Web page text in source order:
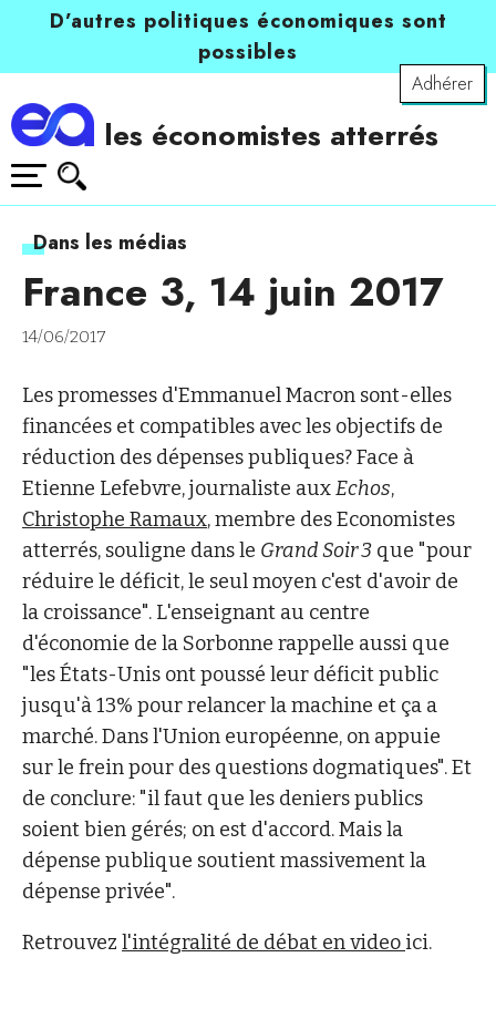
D’autres politiques économiques sont
possibles
Adhérer
les économistes atterrés
Dans les médias
France 3, 14 juin 2017
14/06/2017
Les promesses d'Emmanuel Macron sont-elles
financées et compatibles avec les objectifs de
réduction des dépenses publiques? Face à
Etienne Lefebvre, journaliste auxEchos,
Christophe Ramaux, membre des Economistes
atterrés, souligne dans le Grand Soir 3 que "pour
réduire le déficit, le seul moyen c'est d'avoir de
la croissance". L'enseignant au centre
d'économie de la Sorbonne rappelle aussi que
"les États-Unis ont poussé leur déficit public
jusqu'à 13% pour relancer la machine et ça a
marché. Dans l'Union européenne, on appuie
sur le frein pour des questions dogmatiques". Et
de conclure: "il faut que les deniers publics
soient bien gérés; on est d'accord. Mais la
dépense publique soutient massivement la
dépense privée".
Retrouvez l'intégralité de débat en video ici.